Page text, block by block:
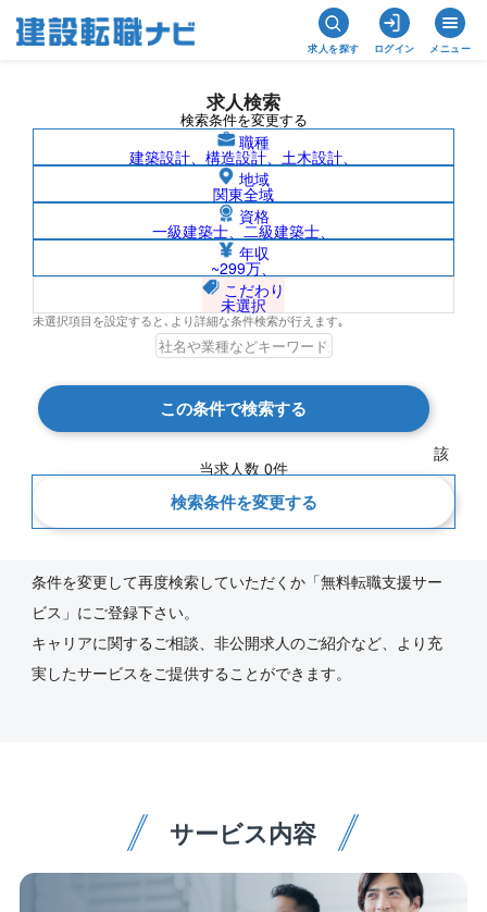
求人を探す ログイン メニュー
求人検索
検索条件を変更する
職種
建築設計、構造設計、土木設計、
地域
関東全域
資格
一級建築士、二級建築士、
年収
~299万、
こだわり
未選択
未選択項目を設定すると､より詳細な条件検索が行えます｡
この条件で検索する
該
当求人数 0件
検索条件を変更する
和歌山県/社名非公開の求人検索結果一覧
検索結果 0 件
現在の検索条件
条件を変更して再度検索していただくか「無料転職支援サー
ビス」にご登録下さい。
キャリアに関するご相談、非公開求人のご紹介など、より充
実したサービスをご提供することができます。
サービス内容